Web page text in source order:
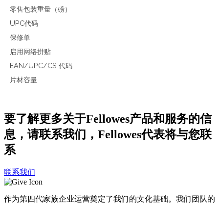
零售包装重量（磅）
UPC代码
保修单
启用网络拼贴
EAN/UPC/CS 代码
片材容量
要了解更多关于Fellowes产品和服务的信
息，请联系我们，Fellowes代表将与您联
系
联系我们
作为第四代家族企业运营奠定了我们的文化基础。我们团队的